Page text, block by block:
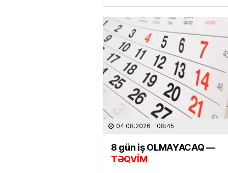
04.08.2026 - 08:45
8 gün iş OLMAYACAQ —
TƏQVİM